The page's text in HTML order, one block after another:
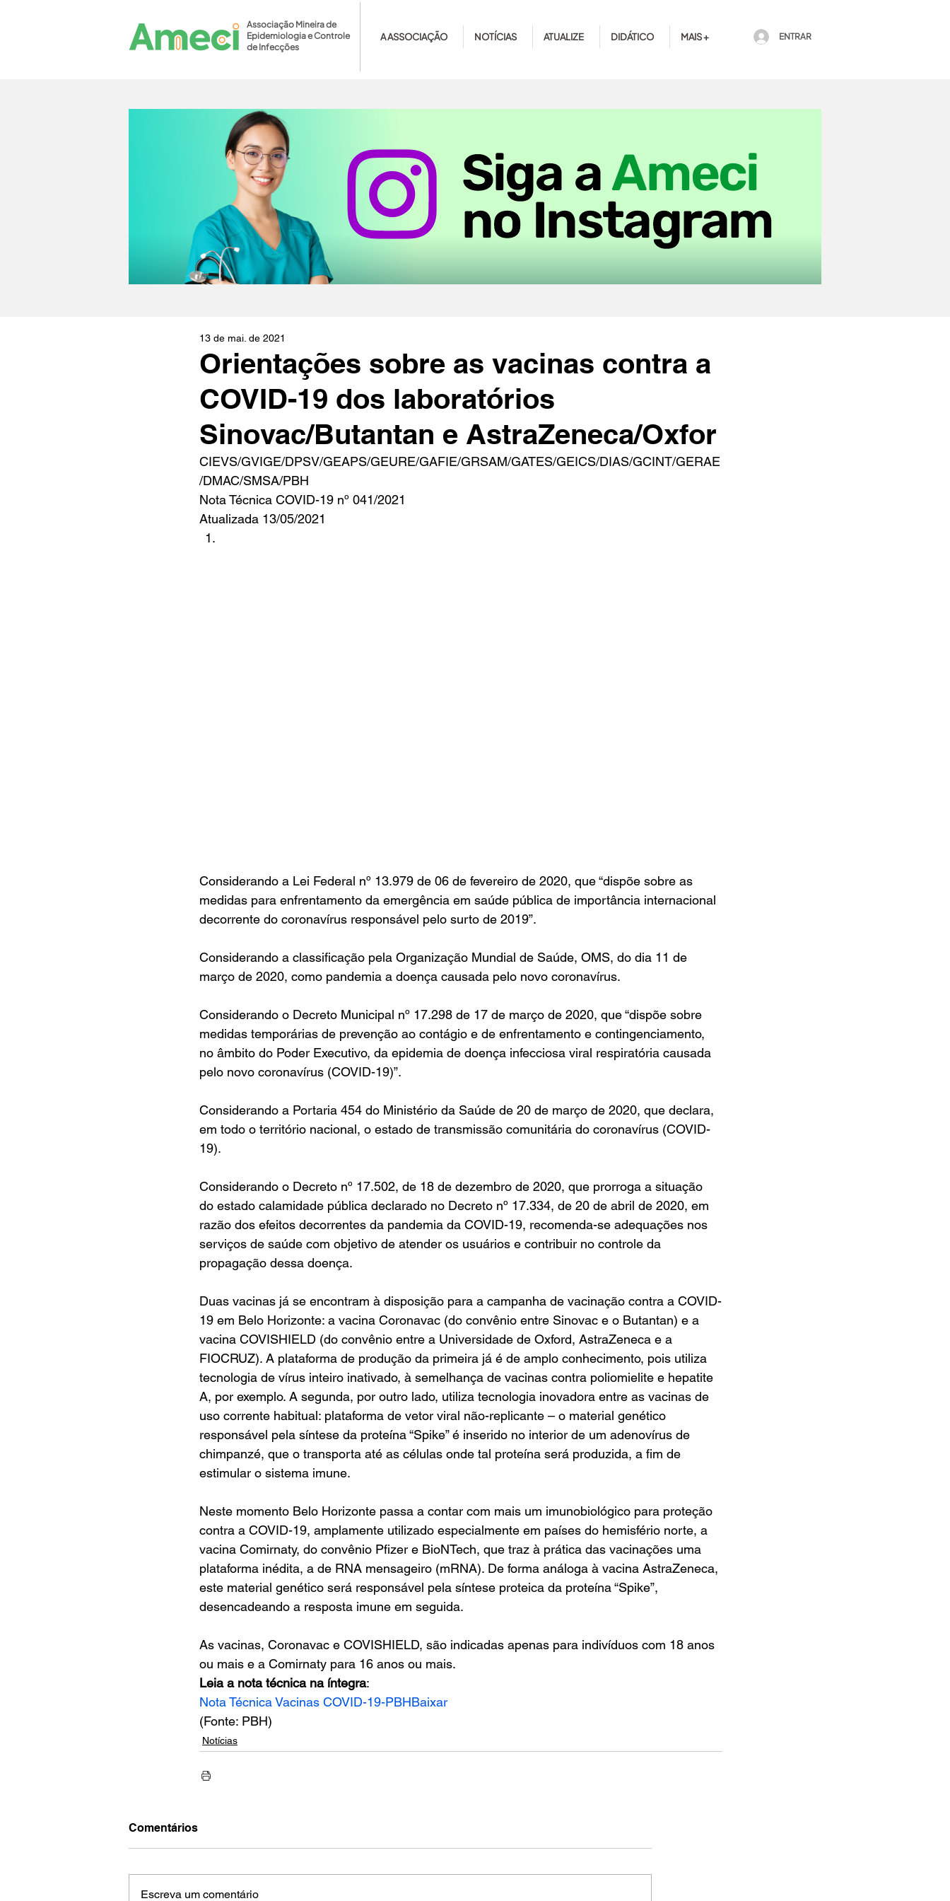
Associação Mineira de
Epidemiologia e Controle
de Infecções
A ASSOCIAÇÃO NOTÍCIAS ATUALIZE DIDÁTICO MAIS + ENTRAR
Orientações sobre as vacinas contra a
COVID-19 dos laboratórios
Sinovac/Butantan e AstraZeneca/Oxfor
13 de mai. de 2021
CIEVS/GVIGE/DPSV/GEAPS/GEURE/GAFIE/GRSAM/GATES/GEICS/DIAS/GCINT/GERAE
/DMAC/SMSA/PBH
Nota Técnica COVID-19 nº 041/2021
Atualizada 13/05/2021
Considerando a Lei Federal nº 13.979 de 06 de fevereiro de 2020, que “dispõe sobre as
medidas para enfrentamento da emergência em saúde pública de importância internacional
decorrente do coronavírus responsável pelo surto de 2019”.
Considerando a classificação pela Organização Mundial de Saúde, OMS, do dia 11 de
março de 2020, como pandemia a doença causada pelo novo coronavírus.
Considerando o Decreto Municipal nº 17.298 de 17 de março de 2020, que “dispõe sobre
medidas temporárias de prevenção ao contágio e de enfrentamento e contingenciamento,
no âmbito do Poder Executivo, da epidemia de doença infecciosa viral respiratória causada
pelo novo coronavírus (COVID-19)”.
Considerando a Portaria 454 do Ministério da Saúde de 20 de março de 2020, que declara,
em todo o território nacional, o estado de transmissão comunitária do coronavírus (COVID-
19).
Considerando o Decreto nº 17.502, de 18 de dezembro de 2020, que prorroga a situação
do estado calamidade pública declarado no Decreto nº 17.334, de 20 de abril de 2020, em
razão dos efeitos decorrentes da pandemia da COVID-19, recomenda-se adequações nos
serviços de saúde com objetivo de atender os usuários e contribuir no controle da
propagação dessa doença.
Duas vacinas já se encontram à disposição para a campanha de vacinação contra a COVID-
19 em Belo Horizonte: a vacina Coronavac (do convênio entre Sinovac e o Butantan) e a
vacina COVISHIELD (do convênio entre a Universidade de Oxford, AstraZeneca e a
FIOCRUZ). A plataforma de produção da primeira já é de amplo conhecimento, pois utiliza
tecnologia de vírus inteiro inativado, à semelhança de vacinas contra poliomielite e hepatite
A, por exemplo. A segunda, por outro lado, utiliza tecnologia inovadora entre as vacinas de
uso corrente habitual: plataforma de vetor viral não-replicante – o material genético
responsável pela síntese da proteína “Spike” é inserido no interior de um adenovírus de
chimpanzé, que o transporta até as células onde tal proteína será produzida, a fim de
estimular o sistema imune.
Neste momento Belo Horizonte passa a contar com mais um imunobiológico para proteção
contra a COVID-19, amplamente utilizado especialmente em países do hemisfério norte, a
vacina Comirnaty, do convênio Pfizer e BioNTech, que traz à prática das vacinações uma
plataforma inédita, a de RNA mensageiro (mRNA). De forma análoga à vacina AstraZeneca,
este material genético será responsável pela síntese proteica da proteína “Spike”,
desencadeando a resposta imune em seguida.
As vacinas, Coronavac e COVISHIELD, são indicadas apenas para indivíduos com 18 anos
ou mais e a Comirnaty para 16 anos ou mais.
Leia a nota técnica na íntegra:
Nota Técnica Vacinas COVID-19-PBHBaixar
(Fonte: PBH)
Notícias
Comentários
Escreva um comentário